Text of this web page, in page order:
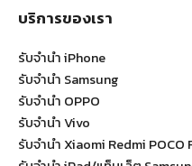
บริการของเรา
รับจำนำ iPhone
รับจำนำ Samsung
รับจำนำ OPPO
รับจำนำ Vivo
รับจำนำ Xiaomi Redmi POCO